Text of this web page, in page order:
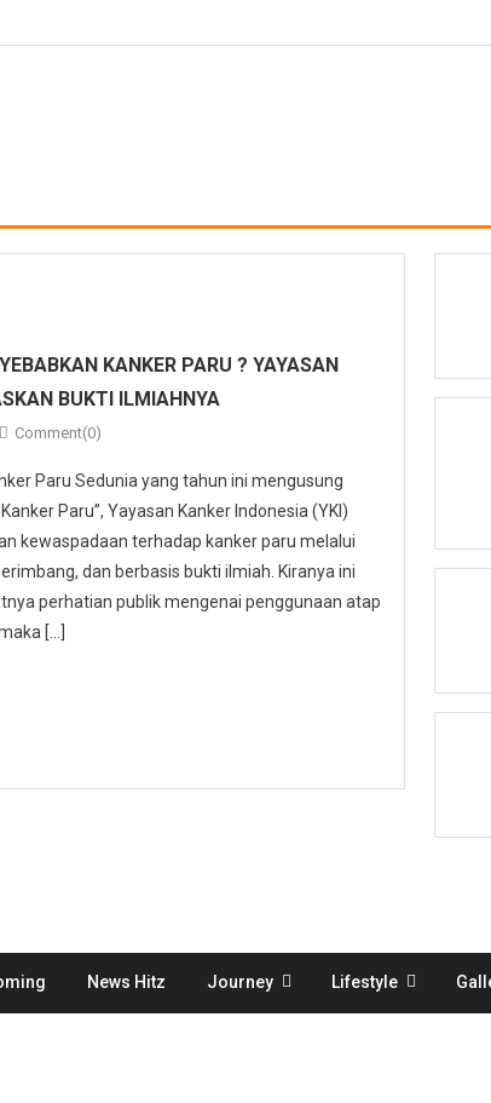
KANKER PARU ? YAYASAN
BUKTI ILMIAHNYA
Comment(0)
Paru Sedunia yang tahun ini mengusung
Paru”, Yayasan Kanker Indonesia (YKI)
kewaspadaan terhadap kanker paru melalui
dan berbasis bukti ilmiah. Kiranya ini
perhatian publik mengenai penggunaan atap
[…]
News Hitz Journey Lifestyle